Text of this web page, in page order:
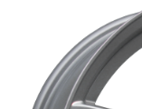
Vanteiden osto-opas